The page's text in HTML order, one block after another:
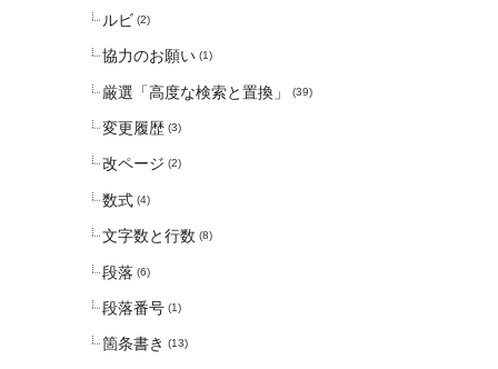
ルビ (2)
協力のお願い (1)
厳選「高度な検索と置換」 (39)
変更履歴 (3)
改ページ (2)
数式 (4)
文字数と行数 (8)
段落 (6)
段落番号 (1)
箇条書き (13)